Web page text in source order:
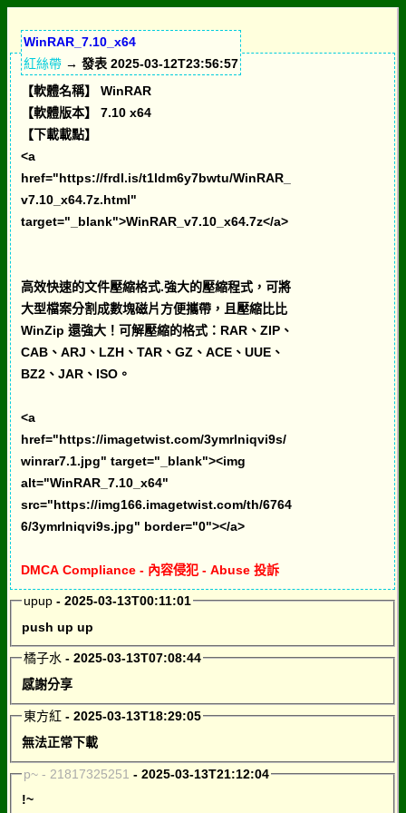
WinRAR_7.10_x64
紅絲帶→ 發表 2025-03-12T23:56:57
【軟體名稱】 WinRAR
【軟體版本】 7.10 x64
【下載載點】
<a
href="https://frdl.is/t1ldm6y7bwtu/WinRAR_
v7.10_x64.7z.html"
target="_blank">WinRAR_v7.10_x64.7z</a>
高效快速的文件壓縮格式.強大的壓縮程式，可將
大型檔案分割成數塊磁片方便攜帶，且壓縮比比
WinZip 還強大！可解壓縮的格式：RAR、ZIP、
CAB、ARJ、LZH、TAR、GZ、ACE、UUE、
BZ2、JAR、ISO。
<a
href="https://imagetwist.com/3ymrlniqvi9s/
winrar7.1.jpg" target="_blank"><img
alt="WinRAR_7.10_x64"
src="https://img166.imagetwist.com/th/6764
6/3ymrlniqvi9s.jpg" border="0"></a>
DMCA Compliance - 內容侵犯 - Abuse 投訴
upup- 2025-03-13T00:11:01
push up up
橘子水- 2025-03-13T07:08:44
感謝分享
東方紅- 2025-03-13T18:29:05
無法正常下載
p~ - 21817325251 - 2025-03-13T21:12:04
!~